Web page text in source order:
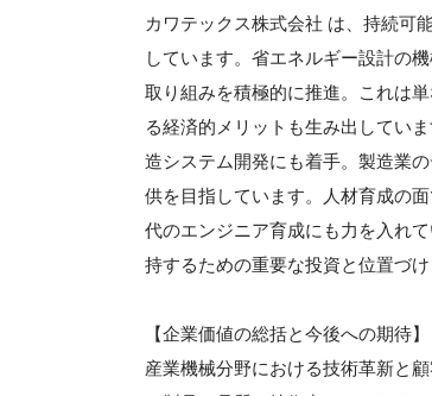
カワテックス株式会社 は、持続可
しています。省エネルギー設計の
取り組みを積極的に推進。これは
る経済的メリットも生み出してい
造システム開発にも着手。製造業
供を目指しています。人材育成の
代のエンジニア育成にも力を入れ
持するための重要な投資と位置づけ
【企業価値の総括と今後への期待】
産業機械分野における技術革新と